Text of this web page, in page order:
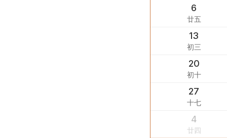
6
廿五
13
初三
20
初十
27
十七
4
廿四